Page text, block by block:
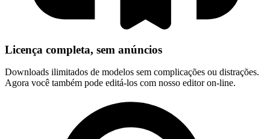
Licença completa, sem anúncios
Downloads ilimitados de modelos sem complicações ou distrações.
Agora você também pode editá-los com nosso editor on-line.